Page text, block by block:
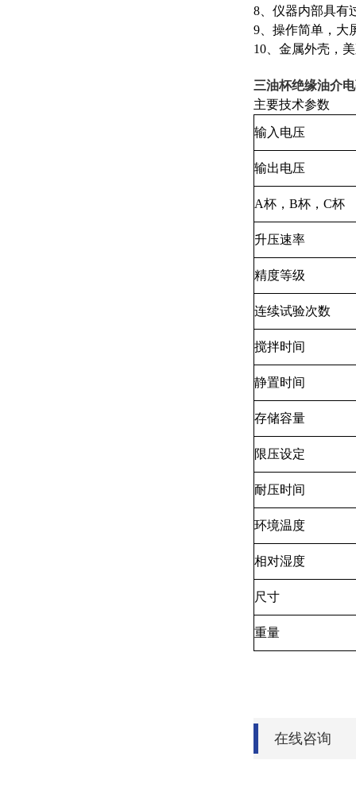
8、仪器内部具有
9、操作简单，大
10、金属外壳，
三油杯绝缘油介
主要技术参数
输入电压
输出电压
A杯，B杯，C杯
升压速率
精度等级
连续试验次数
搅拌时间
静置时间
存储容量
限压设定
耐压时间
环境温度
相对湿度
尺寸
重量
在线咨询